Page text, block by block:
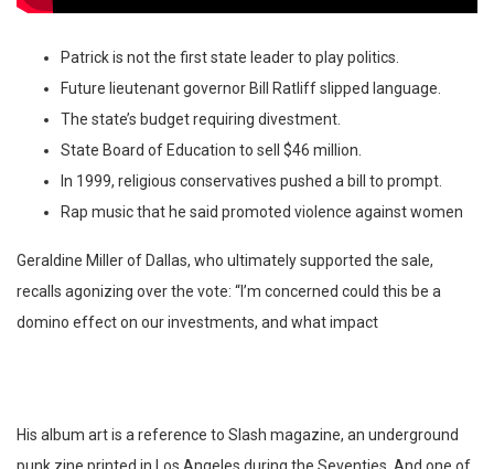
Patrick is not the first state leader to play politics.
Future lieutenant governor Bill Ratliff slipped language.
The state’s budget requiring divestment.
State Board of Education to sell $46 million.
In 1999, religious conservatives pushed a bill to prompt.
Rap music that he said promoted violence against women
Geraldine Miller of Dallas, who ultimately supported the sale,
recalls agonizing over the vote: “I’m concerned could this be a
domino effect on our investments, and what impact
His album art is a reference to Slash magazine, an underground